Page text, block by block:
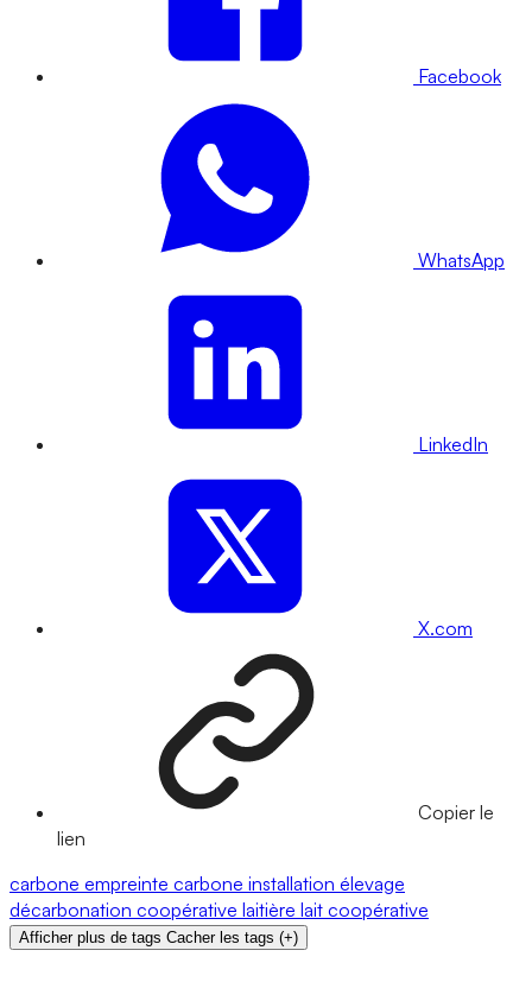
Facebook
WhatsApp
LinkedIn
X.com
Copier le
lien
carbone empreinte carbone installation élevage
décarbonation coopérative laitière lait coopérative
Afficher plus de tags Cacher les tags (+)